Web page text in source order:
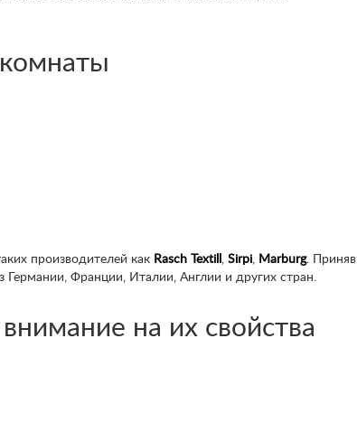
производителей как Rasch Textill , Sirpi, Marburg. Приняв
Германии, Франции, Италии, Англии и других стран.
на их свойства